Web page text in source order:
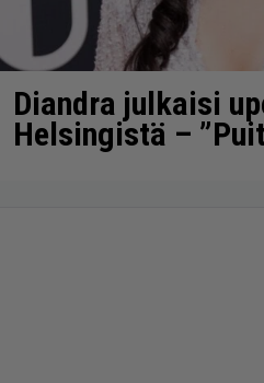
Diandra julkaisi
Helsingistä –